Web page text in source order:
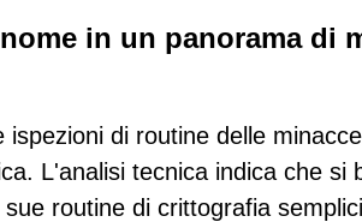
in un panorama di
di routine delle
L'analisi tecnica indica che si
routine di crittografia